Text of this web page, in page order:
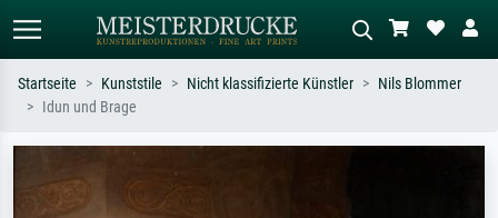
oder Stilen – z.B. Monet,
Sternennacht, Impressionismus, Welle
Startseite Kunststile Nicht klassifizierte Künstler
Nils Blommer
Idun und Brage